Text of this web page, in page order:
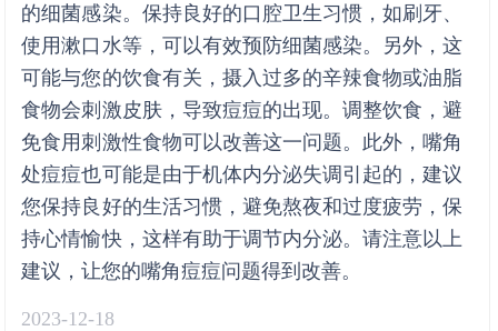
的细菌感染。保持良好的口腔卫生习惯，如刷牙、
使用漱口水等，可以有效预防细菌感染。另外，这
可能与您的饮食有关，摄入过多的辛辣食物或油脂
食物会刺激皮肤，导致痘痘的出现。调整饮食，避
免食用刺激性食物可以改善这一问题。此外，嘴角
处痘痘也可能是由于机体内分泌失调引起的，建议
您保持良好的生活习惯，避免熬夜和过度疲劳，保
持心情愉快，这样有助于调节内分泌。请注意以上
建议，让您的嘴角痘痘问题得到改善。
2023-12-18